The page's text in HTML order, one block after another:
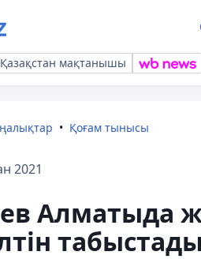
мақтанышы
Қоғам тынысы
2021
Алматыда
табыстады